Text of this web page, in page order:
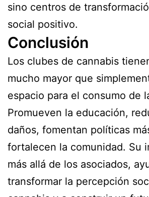
sino centros de
social positivo.
Conclusión
Los clubes de cannabis
mucho mayor que
espacio para el consumo de
Promueven la educación,
daños, fomentan políticas
fortalecen la comunidad. Su
más allá de los asociados,
transformar la percepción